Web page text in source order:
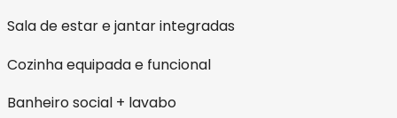
Sala de estar e jantar integradas
Cozinha equipada e funcional
Banheiro social + lavabo